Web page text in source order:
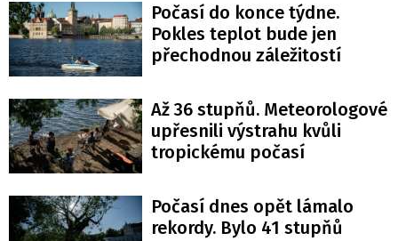
Počasí do konce týdne.
Pokles teplot bude jen
přechodnou záležitostí
Až 36 stupňů. Meteorologové
upřesnili výstrahu kvůli
tropickému počasí
Počasí dnes opět lámalo
rekordy. Bylo 41 stupňů